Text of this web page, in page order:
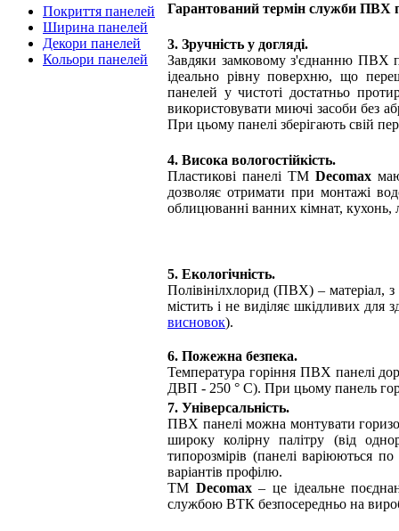
Покриття панелей
Ширина панелей
Декори панелей
Кольори панелей
Гарантований термін служби ПВХ
3. Зручність у догляді.
Завдяки замковому з'єднанню ПВХ
ідеально рівну поверхню, що
панелей у чистоті достатньо
використовувати миючі засоби без
При цьому панелі зберігають свій
4. Висока вологостійкість.
Пластикові панелі ТМ Decomax
дозволяє отримати при монтажі
облицюванні ванних кімнат, кухонь,
5. Екологічність.
Полівінілхлорид (ПВХ) – матеріал,
містить і не виділяє шкідливих
висновок).
6. Пожежна безпека.
Температура горіння ПВХ панелі
ДВП - 250 ° С). При цьому панель
7. Універсальність.
ПВХ панелі можна монтувати
широку колірну палітру (від
типорозмірів (панелі варіюються
варіантів профілю.
ТМ Decomax– це ідеальне
службою ВТК безпосередньо на